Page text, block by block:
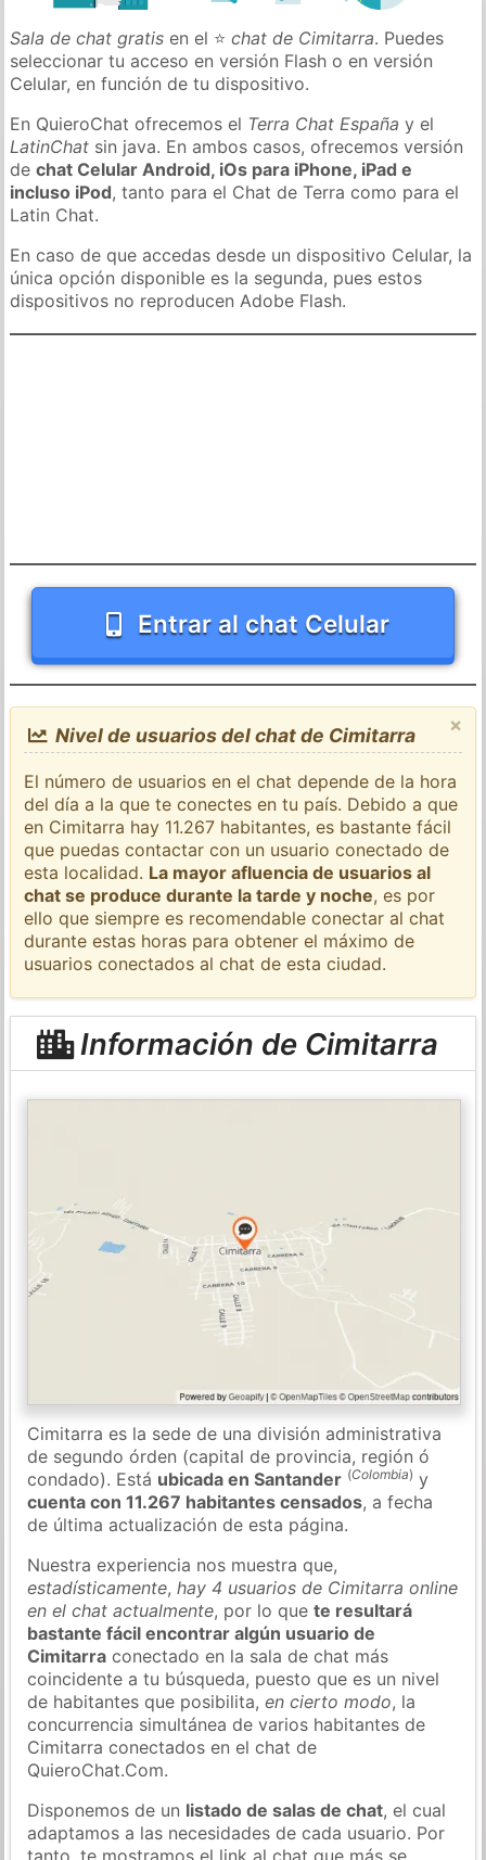
Sala de chat gratis en el ⭐chat de Cimitarra. Puedes
seleccionar tu acceso en versión Flash o en versión
Celular, en función de tu dispositivo.
En QuieroChat ofrecemos el Terra Chat España y el
LatinChat sin java. En ambos casos, ofrecemos versión
dechat Celular Android, iOs para iPhone, iPad e
incluso iPod, tanto para el Chat de Terra como para el
Latin Chat.
En caso de que accedas desde un dispositivo Celular, la
única opción disponible es la segunda, pues estos
dispositivos no reproducen Adobe Flash.
Entrar al chat Celular
×
Nivel de usuarios del chat de Cimitarra
El número de usuarios en el chat depende de la hora
del día a la que te conectes en tu país. Debido a que
en Cimitarra hay 11.267 habitantes, es bastante fácil
que puedas contactar con un usuario conectado de
esta localidad. La mayor afluencia de usuarios al
chat se produce durante la tarde y noche, es por
ello que siempre es recomendable conectar al chat
durante estas horas para obtener el máximo de
usuarios conectados al chat de esta ciudad.
Información de Cimitarra
Cimitarra es la sede de una división administrativa
de segundo órden (capital de provincia, región ó
condado). Está ubicada en Santander (Colombia) y
cuenta con 11.267 habitantes censados, a fecha
de última actualización de esta página.
Nuestra experiencia nos muestra que,
estadísticamente,hay 4 usuarios de Cimitarra online
en el chat actualmente, por lo quete resultará
bastante fácil encontrar algún usuario de
Cimitarra conectado en la sala de chat más
coincidente a tu búsqueda, puesto que es un nivel
de habitantes que posibilita,en cierto modo, la
concurrencia simultánea de varios habitantes de
Cimitarra conectados en el chat de
QuieroChat.Com.
Disponemos de un listado de salas de chat, el cual
adaptamos a las necesidades de cada usuario. Por
tanto, te mostramos el link al chat que más se